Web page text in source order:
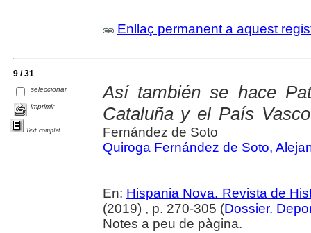
Enllaç permanent a aquest
9 / 31
seleccionar
imprimir
Text complet
Así también se hace
Cataluña y el País
Fernández de Soto
Quiroga Fernández de Soto,
En: Hispania Nova. Revista de
(2019) , p. 270-305 (Dossier.
Notes a peu de pàgina.